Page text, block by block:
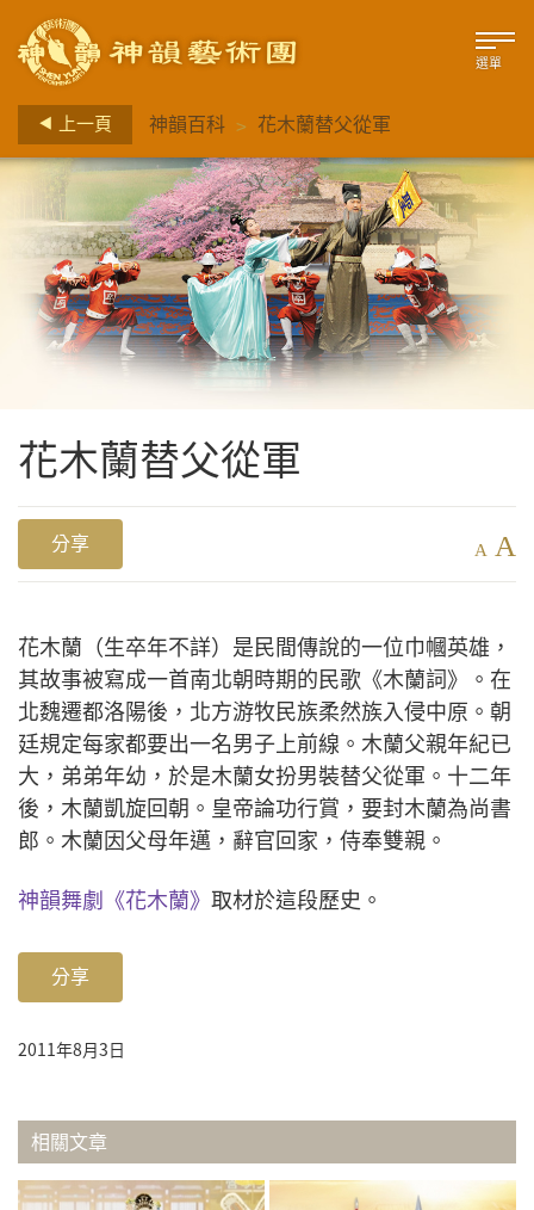
選單
上一頁 神韻百科 > 花木蘭替父從軍
花木蘭替父從軍
分享 A A
花木蘭（生卒年不詳）是民間傳說的一位巾幗英雄，
其故事被寫成一首南北朝時期的民歌《木蘭詞》。在
北魏遷都洛陽後，北方游牧民族柔然族入侵中原。朝
廷規定每家都要出一名男子上前線。木蘭父親年紀已
大，弟弟年幼，於是木蘭女扮男裝替父從軍。十二年
後，木蘭凱旋回朝。皇帝論功行賞，要封木蘭為尚書
郎。木蘭因父母年邁，辭官回家，侍奉雙親。
神韻舞劇《花木蘭》 取材於這段歷史。
分享
2011年8月3日
相關文章